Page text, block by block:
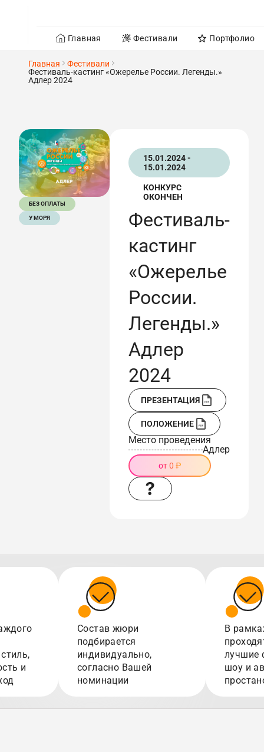
Главная Фестивали Портфолио
Главная
Фестивали
Фестиваль-кастинг «Ожерелье России. Легенды.»
Адлер 2024
БЕЗ ОПЛАТЫ
У МОРЯ
15.01.2024 -
15.01.2024
КОНКУРС
ОКОНЧЕН
Фестиваль-
кастинг
«Ожерелье
России.
Легенды.»
Адлер
2024
ПРЕЗЕНТАЦИЯ
ПОЛОЖЕНИЕ
Место проведения
Адлер
от 0 ₽
и
Состав жюри
подбирается
индивидуально,
согласно Вашей
номинации
В
лучшие
шоу и